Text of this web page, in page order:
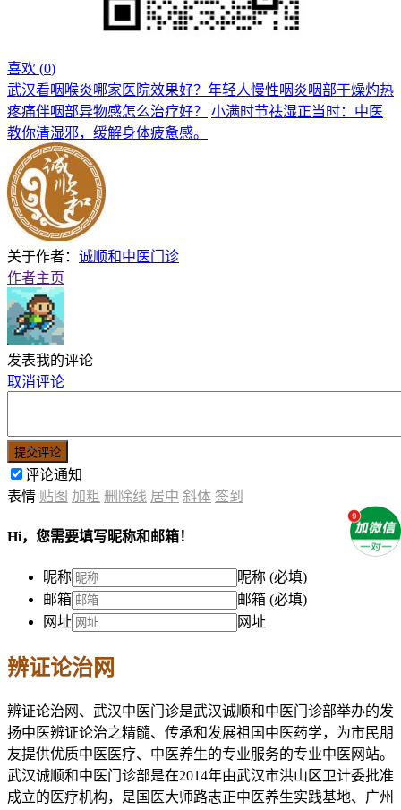
喜欢 (0)
武汉看咽喉炎哪家医院效果好？年轻人慢性咽炎咽部干燥灼热
疼痛伴咽部异物感怎么治疗好？
小满时节祛湿正当时：中医
教你清湿邪，缓解身体疲惫感。
关于作者： 诚顺和中医门诊
作者主页
发表我的评论
取消评论
提交评论
评论通知
表情 贴图 加粗 删除线 居中 斜体 签到
Hi，您需要填写昵称和邮箱！
昵称
昵称 (必填)
邮箱
邮箱 (必填)
网址
网址
辨证论治网
辨证论治网、武汉中医门诊是武汉诚顺和中医门诊部举办的发
扬中医辨证论治之精髓、传承和发展祖国中医药学，为市民朋
友提供优质中医医疗、中医养生的专业服务的专业中医网站。
武汉诚顺和中医门诊部是在2014年由武汉市洪山区卫计委批准
成立的医疗机构，是国医大师路志正中医养生实践基地、广州